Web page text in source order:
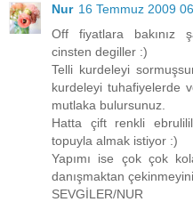
Nur 16 Temmuz 2009
Off fiyatlara bakınız
cinsten degiller :)
Telli kurdeleyi
kurdeleyi tuhafiyelerde
mutlaka bulursunuz.
Hatta çift renkli
topuyla almak istiyor :)
Yapımı ise çok çok
danışmaktan
SEVGİLER/NUR